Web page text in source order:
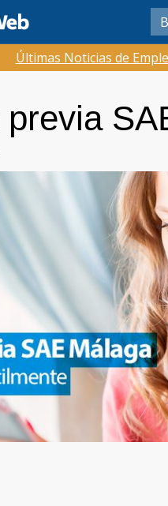
Últimas Noticias de